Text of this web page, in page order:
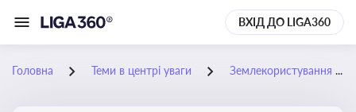
ВХІД ДО LIGA360
Головна Теми в центрі уваги Землекористування